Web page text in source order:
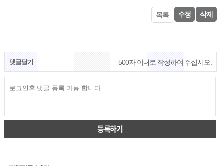
목록 수정 삭제
댓글달기 500자 이내로 작성하여 주십시오.
등록하기